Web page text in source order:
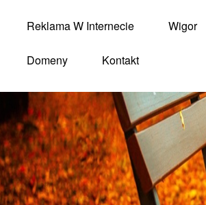
Reklama W Internecie Wigor
Domeny Kontakt